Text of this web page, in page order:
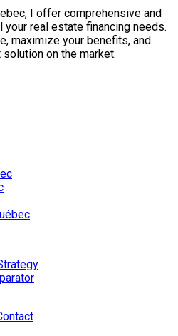
I offer comprehensive and
real estate financing needs.
maximize your benefits, and
on the market.